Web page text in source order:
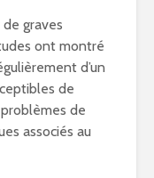
graves
ont montré
d’un
de
de
associés au